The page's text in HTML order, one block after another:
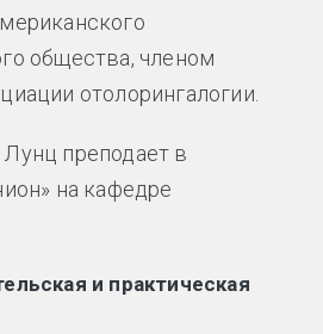
общества, членом
отолорингалогии.
преподает в
на кафедре
и практическая